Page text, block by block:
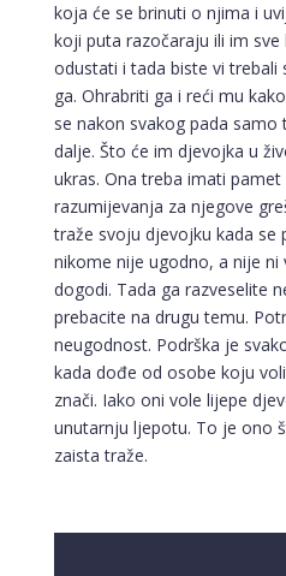
koja će se brinuti o njima i
koji puta razočaraju ili im
odustati i tada biste vi
ga. Ohrabriti ga i reći mu
se nakon svakog pada
dalje. Što će im djevojka u
ukras. Ona treba imati
razumijevanja za njegove
traže svoju djevojku kada se
nikome nije ugodno, a nije
dogodi. Tada ga razveselite
prebacite na drugu temu.
neugodnost. Podrška je
kada dođe od osobe koju
znači. Iako oni vole lijepe
unutarnju ljepotu. To je ono
zaista traže.